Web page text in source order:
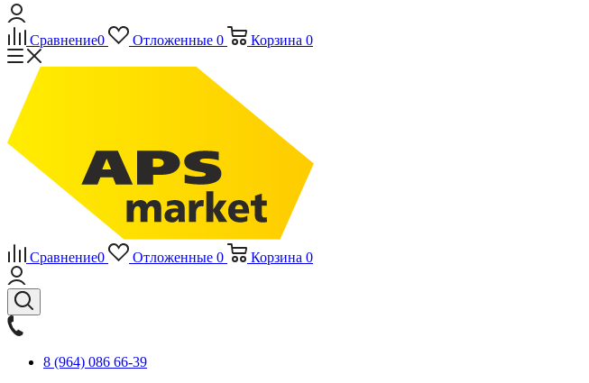
Сравнение0 Отложенные 0 Корзина 0
Сравнение0 Отложенные 0 Корзина 0
8 (964) 086 66-39